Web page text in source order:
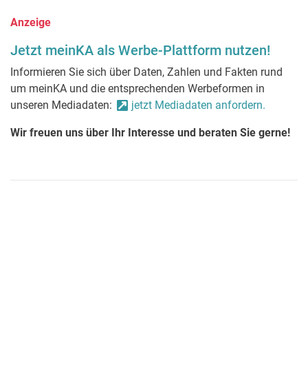
Anzeige
Jetzt meinKA als Werbe-Plattform nutzen!
Informieren Sie sich über Daten, Zahlen und Fakten rund
um meinKA und die entsprechenden Werbeformen in
unseren Mediadaten:
jetzt Mediadaten anfordern.
Wir freuen uns über Ihr Interesse und beraten Sie gerne!